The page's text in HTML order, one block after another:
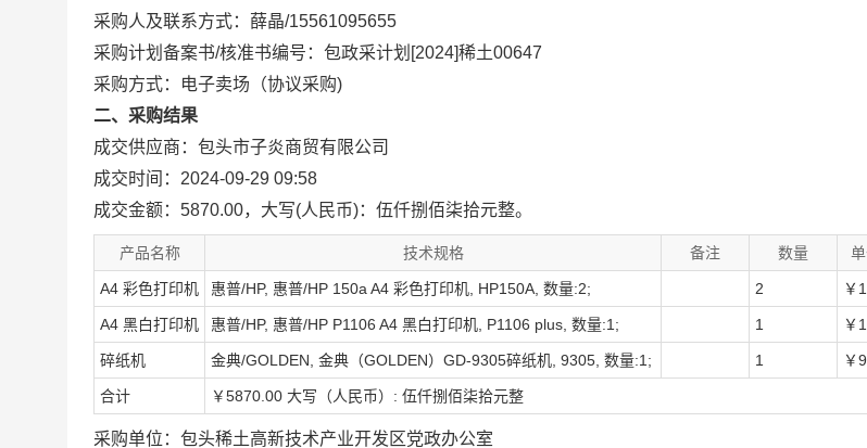
采购人及联系方式：薛晶/15561095655
采购计划备案书/核准书编号：包政采计划[2024]稀土00647
采购方式：电子卖场（协议采购)
二、采购结果
成交供应商：包头市子炎商贸有限公司
成交时间：2024-09-29 09:58
成交金额：5870.00，大写(人民币)：伍仟捌佰柒拾元整。
产品名称 技术规格 备注 数量 单
A4 彩色打印机 惠普/HP, 惠普/HP 150a A4 彩色打印机, HP150A, 数量:2; 2 ￥
A4 黑白打印机 惠普/HP, 惠普/HP P1106 A4 黑白打印机, P1106 plus, 数量:1; 1 ￥
碎纸机 金典/GOLDEN, 金典（GOLDEN）GD-9305碎纸机, 9305, 数量:1; 1 ￥
合计 ￥5870.00 大写（人民币）: 伍仟捌佰柒拾元整
采购单位：包头稀土高新技术产业开发区党政办公室